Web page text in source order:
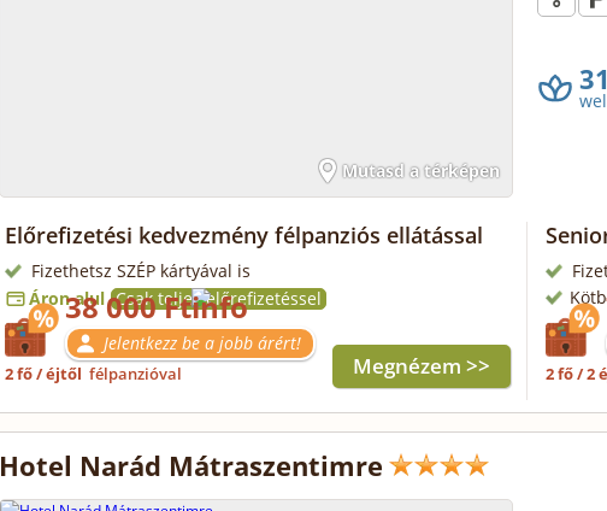
Mutasd a térképen
Előrefizetési kedvezmény félpanziós ellátással
Fizethetsz SZÉP kártyával is
Áron alul Csak teljes előrefizetéssel
38 000 Ft
Jelentkezz be a jobb árért!
2 fő / éjtől félpanzióval Megnézem >> 2 fő / 2
Hotel Narád Mátraszentimre